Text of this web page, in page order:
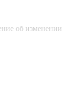
об изменении